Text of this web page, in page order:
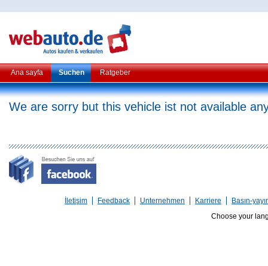
Ana sayfa Suchen Ratgeber
We are sorry but this vehicle ist not available
İletişim Feedback Unternehmen Karriere
Basın-
Choose your